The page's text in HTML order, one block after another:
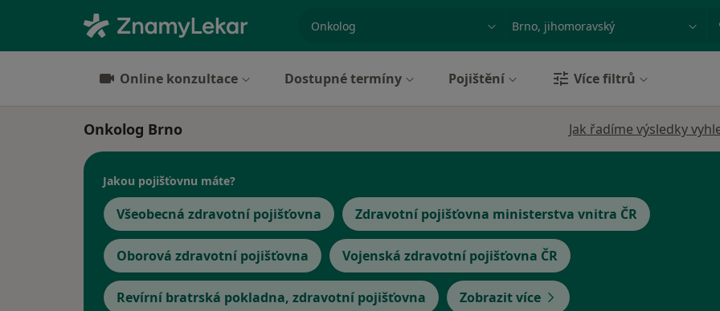
Město nebo region
Online konzultace Dostupné termíny Pojištění Více filtrů
Onkolog Brno Jak řadíme výsledky
Jakou pojišťovnu máte?
Všeobecná zdravotní pojišťovna Zdravotní pojišťovna ministerstva vnitra ČR
Oborová zdravotní pojišťovna Vojenská zdravotní pojišťovna ČR
Revírní bratrská pokladna, zdravotní pojišťovna Zobrazit více